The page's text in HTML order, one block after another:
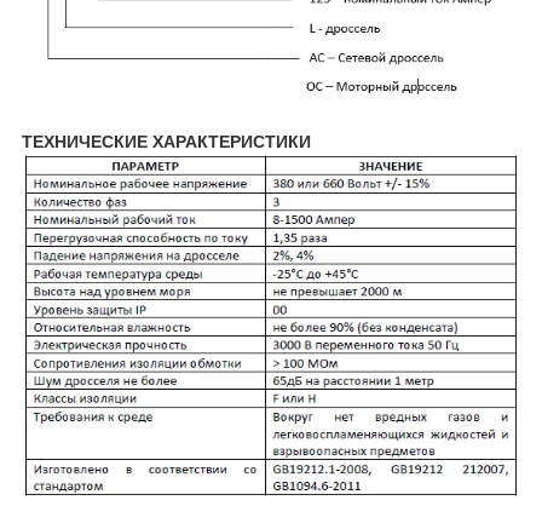
ТЕХНИЧЕСКИЕ ХАРАКТЕРИСТИКИ